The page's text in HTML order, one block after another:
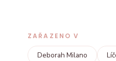
ZAŘAZENO V
Deborah Milano